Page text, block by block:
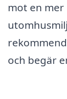
mot en
och begär